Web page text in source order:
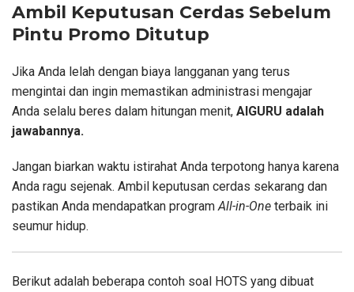
Ambil Keputusan Cerdas Sebelum
Pintu Promo Ditutup
Jika Anda lelah dengan biaya langganan yang terus
mengintai dan ingin memastikan administrasi mengajar
Anda selalu beres dalam hitungan menit, AIGURU adalah
jawabannya.
Jangan biarkan waktu istirahat Anda terpotong hanya karena
Anda ragu sejenak. Ambil keputusan cerdas sekarang dan
pastikan Anda mendapatkan program All-in-One terbaik ini
seumur hidup.
Berikut adalah beberapa contoh soal HOTS yang dibuat